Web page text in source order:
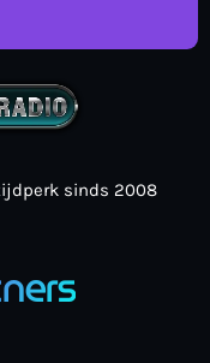
sinds 2008